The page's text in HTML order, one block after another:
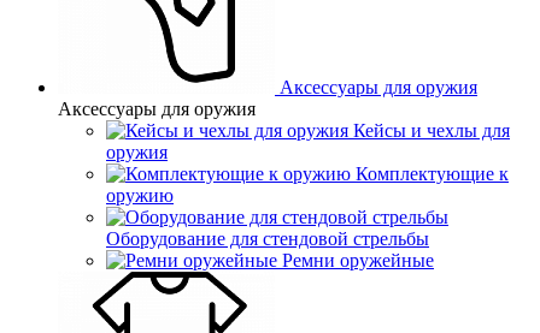
Аксессуары для оружия
Аксессуары для оружия
Кейсы и чехлы для
оружия
Комплектующие к
оружию
Оборудование для стендовой стрельбы
Ремни оружейные